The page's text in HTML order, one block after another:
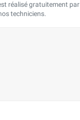
réalisé gratuitement par
techniciens.